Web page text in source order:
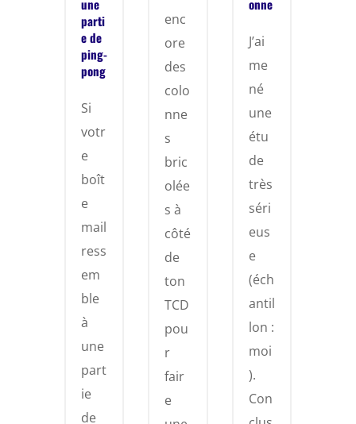
une
parti
e de
ping-
pong
Si
votr
e
boît
e
mail
ress
em
ble
à
une
part
ie
de
enc
ore
des
colo
nne
s
bric
olée
s à
côté
de
ton
TCD
pou
r
fair
e
onne
J’ai
me
né
une
étu
de
très
séri
eus
e
(éch
antil
lon :
moi
).
Con